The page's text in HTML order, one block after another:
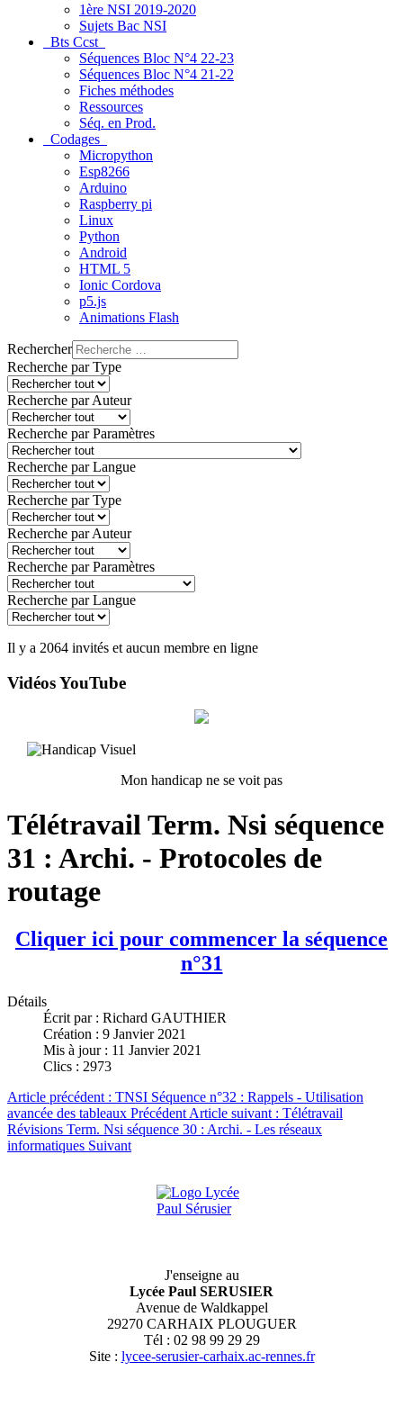
1ère NSI 2019-2020
Sujets Bac NSI
Bts Ccst
Séquences Bloc N°4 22-23
Séquences Bloc N°4 21-22
Fiches méthodes
Ressources
Séq. en Prod.
Codages
Micropython
Esp8266
Arduino
Raspberry pi
Linux
Python
Android
HTML 5
Ionic Cordova
p5.js
Animations Flash
Rechercher
Recherche par Type
Recherche par Auteur
Recherche par Paramètres
Recherche par Langue
Recherche par Type
Recherche par Auteur
Recherche par Paramètres
Recherche par Langue
Il y a 2064 invités et aucun membre en ligne
Vidéos YouTube
Mon handicap ne se voit pas
Télétravail Term. Nsi séquence
31 : Archi. - Protocoles de
routage
Cliquer ici pour commencer la séquence
n°31
Détails
Écrit par : Richard GAUTHIER
Création : 9 Janvier 2021
Mis à jour : 11 Janvier 2021
Clics : 2973
Article précédent : TNSI Séquence n°32 : Rappels - Utilisation
avancée des tableaux Précédent Article suivant : Télétravail
Révisions Term. Nsi séquence 30 : Archi. - Les réseaux
informatiques Suivant
J'enseigne au
Lycée Paul SERUSIER
Avenue de Waldkappel
29270 CARHAIX PLOUGUER
Tél : 02 98 99 29 29
Site : lycee-serusier-carhaix.ac-rennes.fr